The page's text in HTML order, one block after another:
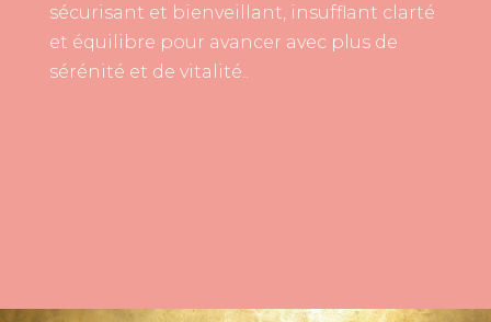
sécurisant et bienveillant, insufflant clarté
et équilibre pour avancer avec plus de
sérénité et de vitalité..